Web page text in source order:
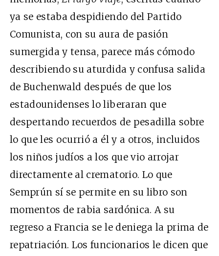
ya se estaba despidiendo del Partido
Comunista, con su aura de pasión
sumergida y tensa, parece más cómodo
describiendo su aturdida y confusa salida
de Buchenwald después de que los
estadounidenses lo liberaran que
despertando recuerdos de pesadilla sobre
lo que les ocurrió a él y a otros, incluidos
los niños judíos a los que vio arrojar
directamente al crematorio. Lo que
Semprún sí se permite en su libro son
momentos de rabia sardónica. A su
regreso a Francia se le deniega la prima de
repatriación. Los funcionarios le dicen que